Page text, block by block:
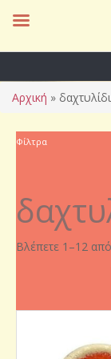
Αρχική »
Φίλτρα
Βλέπετε 1–12